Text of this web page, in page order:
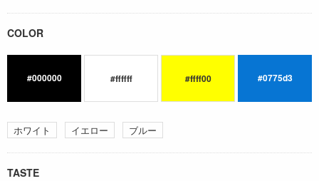
COLOR
#000000 #ffffff #ffff00 #0775d3
ホワイト イエロー ブルー
TASTE